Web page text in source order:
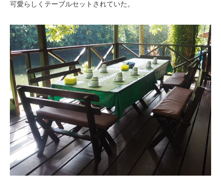
可愛らしくテーブルセットされていた。